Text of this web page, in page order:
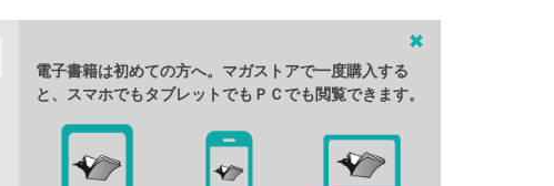
電子書籍は初めての方へ。マガストアで一度購入する
と、スマホでもタブレットでもＰＣでも閲覧できます。